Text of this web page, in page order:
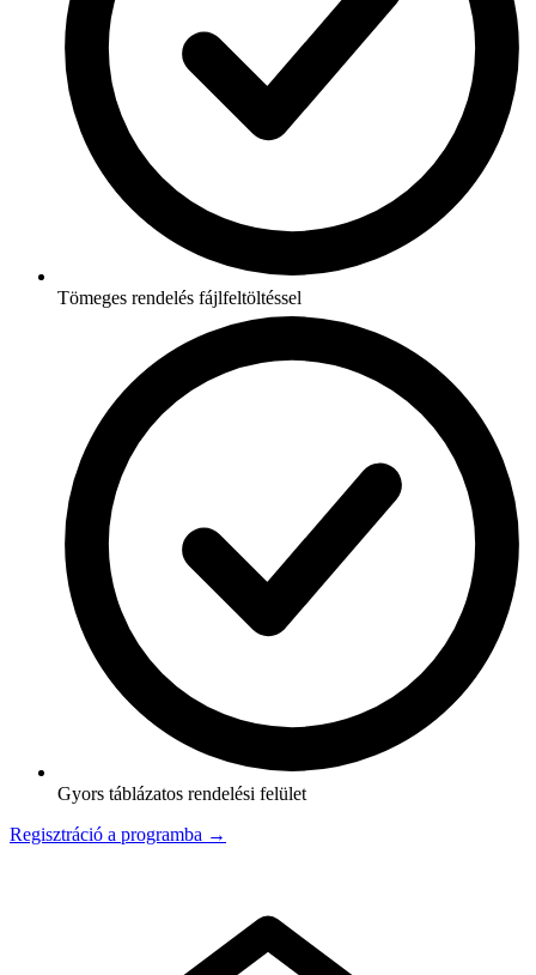
Tömeges rendelés fájlfeltöltéssel
Gyors táblázatos rendelési felület
Regisztráció a programba →